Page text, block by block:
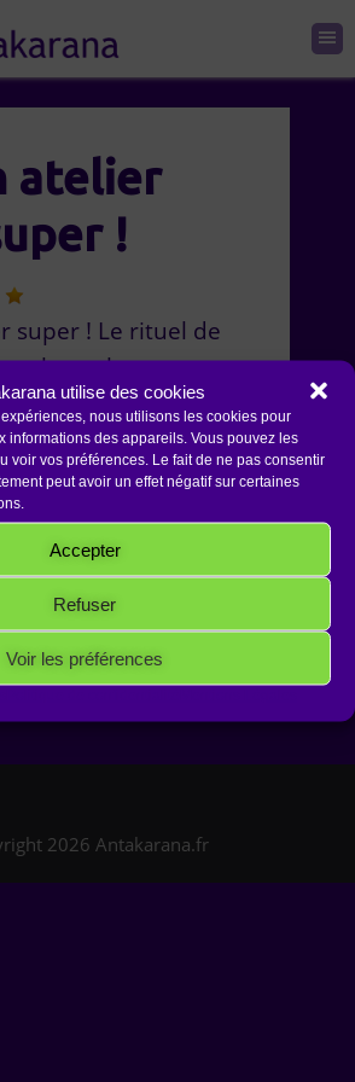
utilise des cookies
nous utilisons les cookies pour
informations des appareils. Vous pouvez les
voir vos préférences. Le fait de ne pas consentir
peut avoir un effet négatif sur certaines
Accepter
Refuser
Voir les préférences
atelier
!
super ! Le rituel de
choses
surprenant.
animateurs.
Reiki Maîtrise
2026 Antakarana.fr